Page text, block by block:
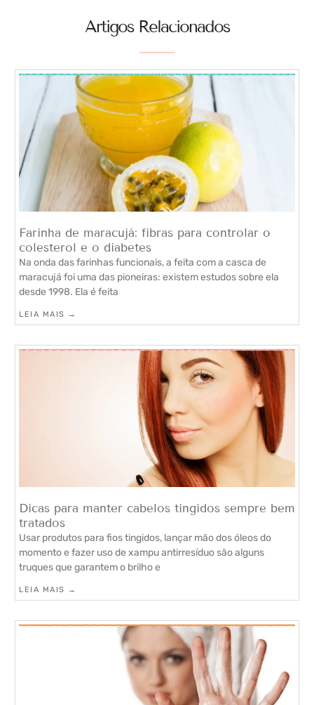
Artigos Relacionados
Farinha de maracujá: fibras para controlar o
colesterol e o diabetes
Na onda das farinhas funcionais, a feita com a casca de
maracujá foi uma das pioneiras: existem estudos sobre ela
desde 1998. Ela é feita
LEIA MAIS →
Dicas para manter cabelos tingidos sempre bem
tratados
Usar produtos para fios tingidos, lançar mão dos óleos do
momento e fazer uso de xampu antirresíduo são alguns
truques que garantem o brilho e
LEIA MAIS →